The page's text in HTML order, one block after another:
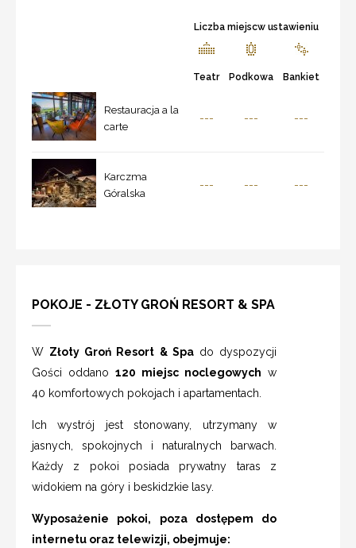
Liczba miejscw ustawieniu
Teatr Podkowa Bankiet
Restauracja a la
carte
--- --- ---
Karczma
Góralska
--- --- ---
POKOJE - ZŁOTY GROŃ RESORT & SPA
W Złoty Groń Resort & Spado dyspozycji
Gości oddano 120 miejsc noclegowych w
40 komfortowych pokojach i apartamentach.
Ich wystrój jest stonowany, utrzymany w
jasnych, spokojnych i naturalnych barwach.
Każdy z pokoi posiada prywatny taras z
widokiem na góry i beskidzkie lasy.
Wyposażenie pokoi, poza dostępem do
internetu oraz telewizji, obejmuje: